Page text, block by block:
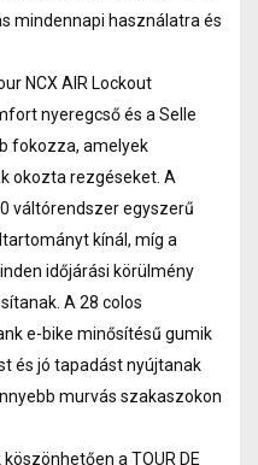
mindennapi használatra és
NCX AIR Lockout
nyeregcső és a Selle
fokozza, amelyek
okozta rezgéseket. A
váltórendszer egyszerű
kínál, míg a
időjárási körülmény
A 28 colos
e-bike minősítésű gumik
és jó tapadást nyújtanak
murvás szakaszokon
a TOUR DE